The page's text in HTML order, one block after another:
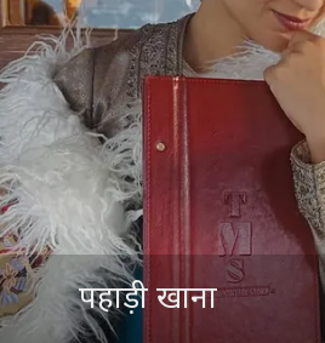
पहाड़ी खाना